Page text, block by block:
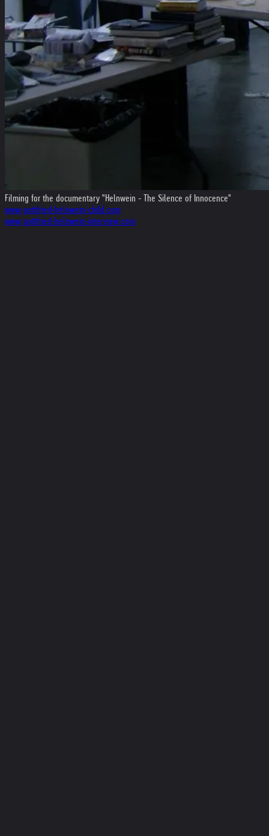
Filming for the documentary "Helnwein - The Silence of Innocence"
www.gottfried-helnwein-child.com
www.gottfried-helnwein-interview.com